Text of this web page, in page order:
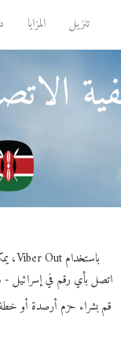
تنزيل المزايا
باستخدام Viber Out، يمكنك إجراء مكالمات عالية الجودة إلى إسرائيل من كينيا.
اتصل بأي رقم في إسرائيل - هاتف
قم بشراء حزم أرصدة أو خطة